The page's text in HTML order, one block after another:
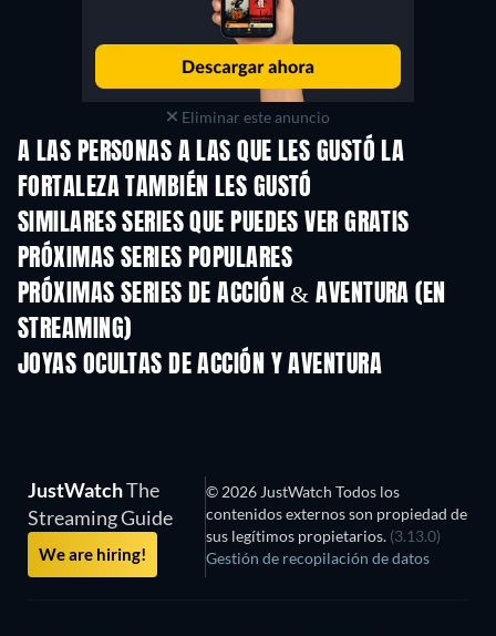
Eliminar este anuncio
A LAS PERSONAS A LAS QUE LES GUSTÓ LA
FORTALEZA TAMBIÉN LES GUSTÓ
TV
SIMILARES SERIES QUE PUEDES VER GRATIS
TV TV
PRÓXIMAS SERIES POPULARES
TV
PRÓXIMAS SERIES DE ACCIÓN & AVENTURA (EN
STREAMING)Temporada 2
JOYAS OCULTAS DE ACCIÓN Y AVENTURA
TV
JustWatchThe
Streaming Guide
We are hiring!
© 2026 JustWatch Todos los
contenidos externos son propiedad de
sus legítimos propietarios. (3.13.0)
Gestión de recopilación de datos